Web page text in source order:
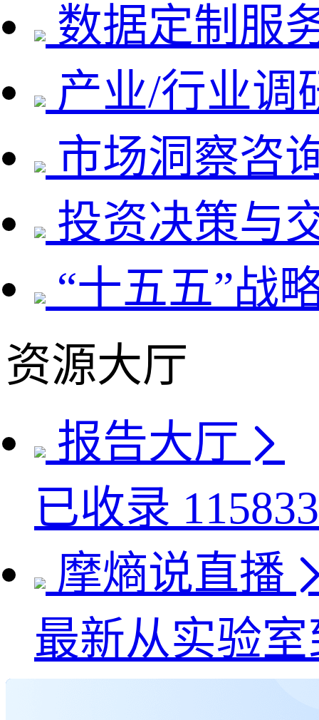
数据定制服
产业/行业调
市场洞察咨
投资决策与
“十五五”战
资源大厅
报告大厅
已收录 115833
摩熵说直播
最新从实验